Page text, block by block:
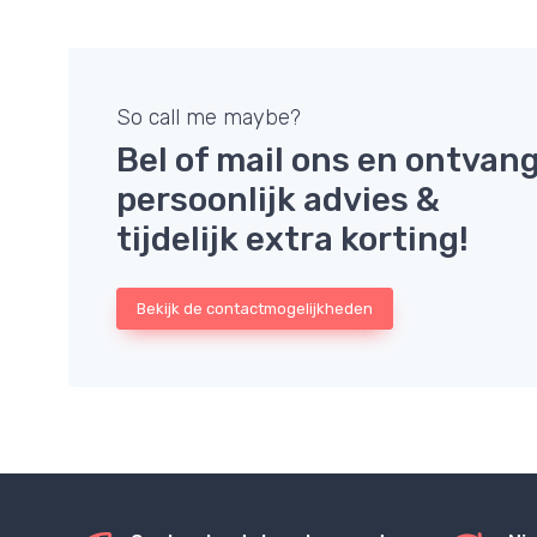
So call me maybe?
Bel of mail ons en
persoonlijk advies &
tijdelijk extra korting!
Bekijk de contactmogelijkheden